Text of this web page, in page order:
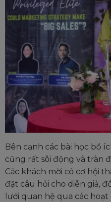
Bên cạnh các bài học bổ
cũng rất sôi động và tràn
Các khách mời có cơ hội
đặt câu hỏi cho diễn giả,
lưới quan hệ qua các